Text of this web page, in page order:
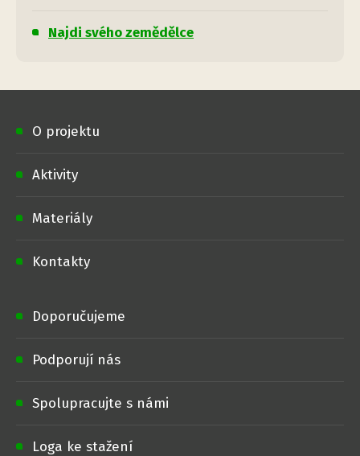
Najdi svého zemědělce
O projektu
Aktivity
Materiály
Kontakty
Doporučujeme
Podporují nás
Spolupracujte s námi
Loga ke stažení